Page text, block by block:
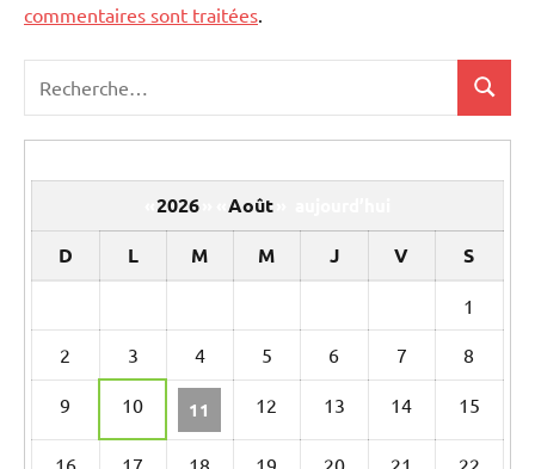
commentaires sont traitées
:
calendrier
d’évènements
2026 Août
D L M M J V S
1
2 3 4 5 6 7 8
9 10 11 12 13 14 15
16 17 18 19 20 21 22